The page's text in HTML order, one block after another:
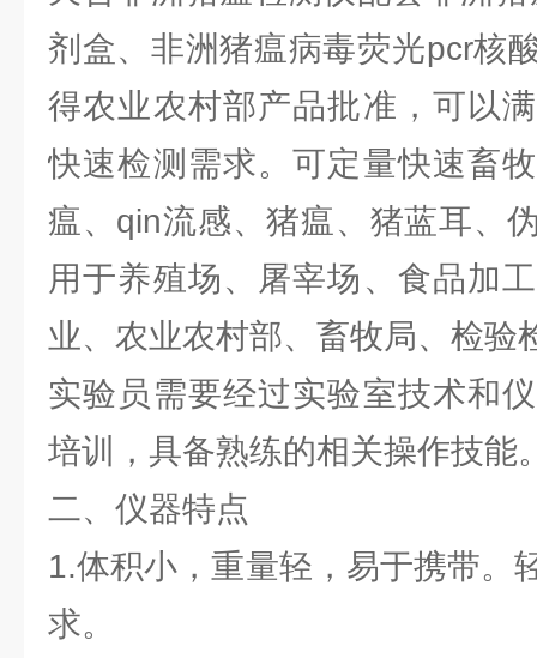
剂盒、非洲猪瘟病毒荧光pcr核
得农业农村部产品批准，可以
快速检测需求。可定量快速畜
瘟、qin流感、猪瘟、猪蓝耳、
用于养殖场、屠宰场、食品加
业、农业农村部、畜牧局、检验
实验员需要经过实验室技术和
培训，具备熟练的相关操作技能
二、仪器特点
1.体积小，重量轻，易于携带。
求。